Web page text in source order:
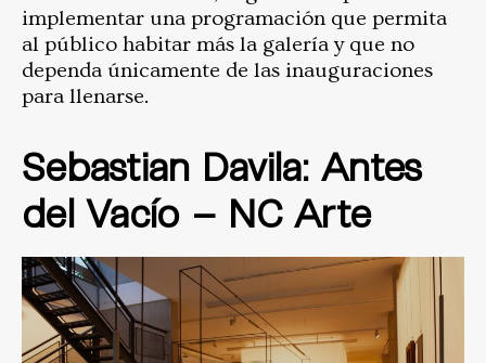
implementar una programación que permita
al público habitar más la galería y que no
dependa únicamente de las inauguraciones
para llenarse.
Sebastian Davila: Antes
del Vacío – NC Arte